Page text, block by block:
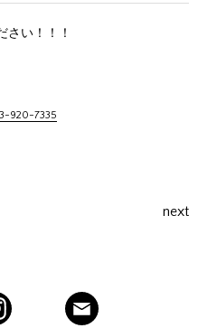
さい！！！
920-7335
next